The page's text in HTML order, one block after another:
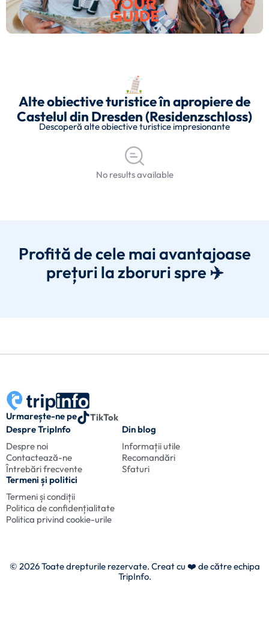
Alte obiective turistice în apropiere de
Castelul din Dresden (Residenzschloss)
Descoperă alte obiective turistice impresionante
No results available
Profită de cele mai avantajoase
prețuri la zboruri spre ✈️
Urmarește-ne pe
TikTok
Despre TripInfo
Despre noi
Contactează-ne
Întrebări frecvente
Din blog
Informații utile
Recomandări
Sfaturi
Termeni și politici
Termeni și condiții
Politica de confidențialitate
Politica privind cookie-urile
© 2026 Toate drepturile rezervate. Creat cu ❤️ de către echipa
TripInfo.